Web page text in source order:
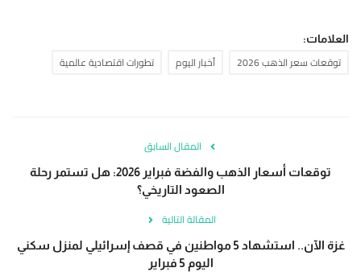
العلامات:
توقعات سعر الذهب 2026 أخبار اليوم تطورات اقتصادية عالمية
المقال السابق
توقعات أسعار الذهب والفضة فبراير 2026: هل تستمر رحلة
الصعود التاريخي؟
المقالة التالية
غزة الآن.. استشهاد 5 مواطنين في قصف إسرائيلي لمنزل سكني
اليوم 5 فبراير